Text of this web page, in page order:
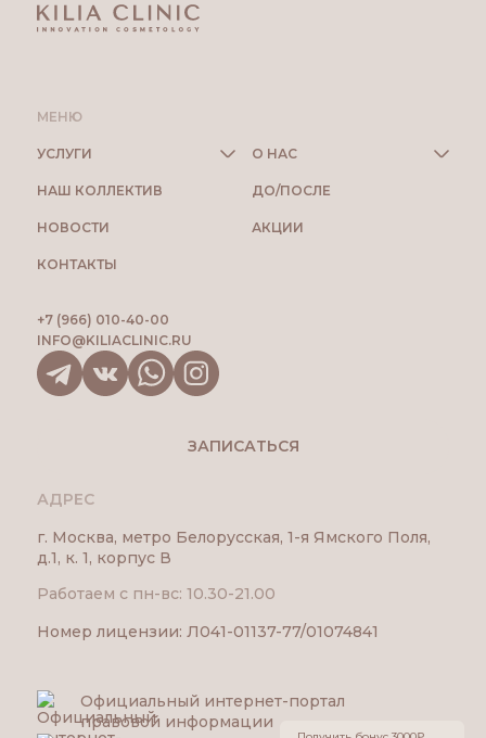
МЕНЮ
УСЛУГИ О НАС
НАШ КОЛЛЕКТИВ ДО/ПОСЛЕ
НОВОСТИ АКЦИИ
КОНТАКТЫ
+7 (966) 010-40-00
INFO@KILIACLINIC.RU
ЗАПИСАТЬСЯ
АДРЕС
г. Москва, метро Белорусская, 1-я Ямского Поля,
д.1, к. 1, корпус В
Работаем с пн-вс: 10.30-21.00
Номер лицензии: Л041-01137-77/01074841
Официальный интернет-портал
правовой информации